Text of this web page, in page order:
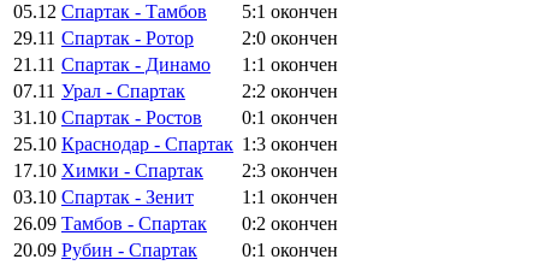
05.12 Спартак - Тамбов 5:1 окончен
29.11 Спартак - Ротор 2:0 окончен
21.11 Спартак - Динамо 1:1 окончен
07.11 Урал - Спартак 2:2 окончен
31.10 Спартак - Ростов 0:1 окончен
25.10 Краснодар - Спартак 1:3 окончен
17.10 Химки - Спартак 2:3 окончен
03.10 Спартак - Зенит 1:1 окончен
26.09 Тамбов - Спартак 0:2 окончен
20.09 Рубин - Спартак 0:1 окончен